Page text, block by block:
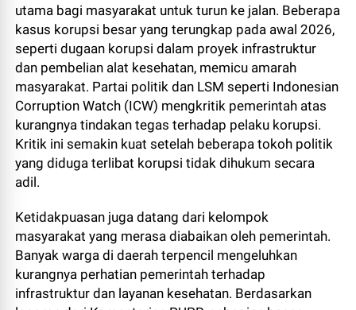
utama bagi masyarakat untuk turun ke jalan. Beberapa
kasus korupsi besar yang terungkap pada awal 2026,
seperti dugaan korupsi dalam proyek infrastruktur
dan pembelian alat kesehatan, memicu amarah
masyarakat. Partai politik dan LSM seperti Indonesian
Corruption Watch (ICW) mengkritik pemerintah atas
kurangnya tindakan tegas terhadap pelaku korupsi.
Kritik ini semakin kuat setelah beberapa tokoh politik
yang diduga terlibat korupsi tidak dihukum secara
adil.
Ketidakpuasan juga datang dari kelompok
masyarakat yang merasa diabaikan oleh pemerintah.
Banyak warga di daerah terpencil mengeluhkan
kurangnya perhatian pemerintah terhadap
infrastruktur dan layanan kesehatan. Berdasarkan